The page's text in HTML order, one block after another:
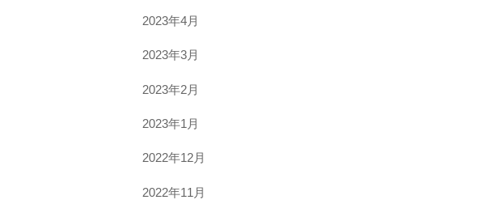
2023年4月
2023年3月
2023年2月
2023年1月
2022年12月
2022年11月